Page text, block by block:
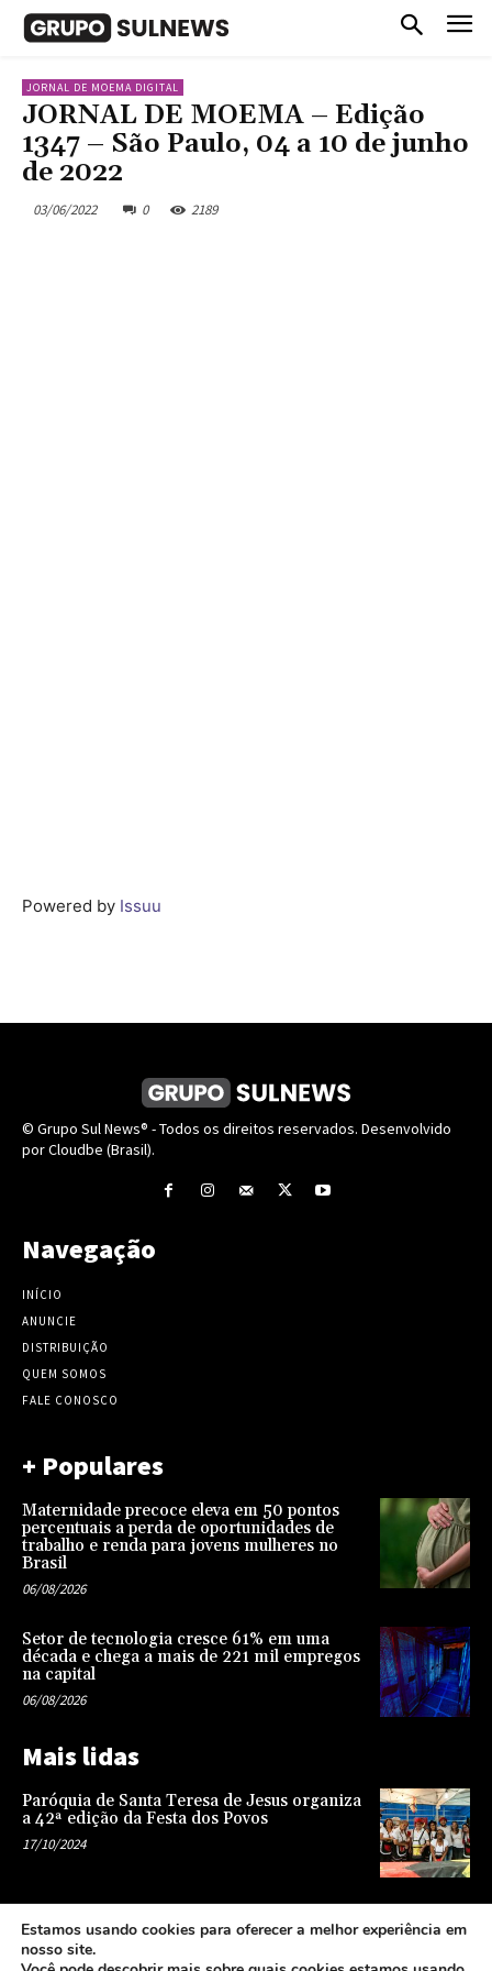
JORNAL DE MOEMA DIGITAL
JORNAL DE MOEMA – Edição
1347 – São Paulo, 04 a 10 de junho
de 2022
03/06/2022 0 2189
Powered by Issuu
© Grupo Sul News® - Todos os direitos reservados. Desenvolvido
por Cloudbe (Brasil).
Navegação
INÍCIO
ANUNCIE
DISTRIBUIÇÃO
QUEM SOMOS
FALE CONOSCO
+ Populares
Maternidade precoce eleva em 50 pontos
percentuais a perda de oportunidades de
trabalho e renda para jovens mulheres no
Brasil
06/08/2026
Setor de tecnologia cresce 61% em uma
década e chega a mais de 221 mil empregos
na capital
06/08/2026
Mais lidas
Paróquia de Santa Teresa de Jesus organiza
a 42ª edição da Festa dos Povos
17/10/2024
Representatividade na infância: o papel da
escola na formação de uma sociedade mais
justa e equitativa
Estamos usando cookies para oferecer a melhor experiência em
nosso site.